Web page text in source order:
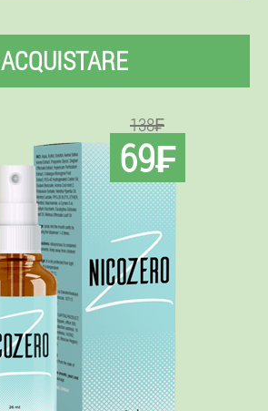
ACQUISTARE
138₣
69₣